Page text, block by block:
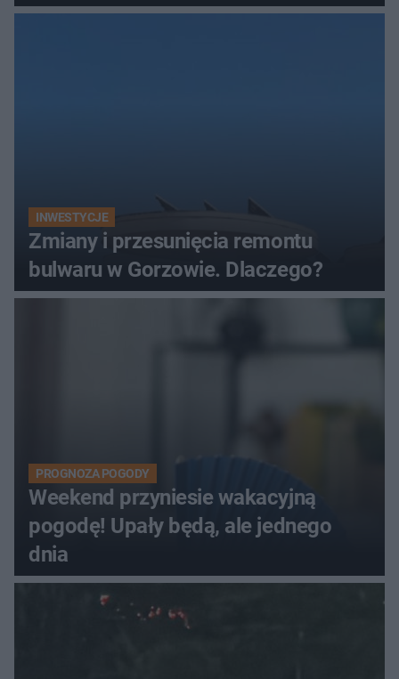
z lat 70.
INWESTYCJE
Zmiany i przesunięcia remontu
bulwaru w Gorzowie. Dlaczego?
PROGNOZA POGODY
Weekend przyniesie wakacyjną
pogodę! Upały będą, ale jednego
dnia